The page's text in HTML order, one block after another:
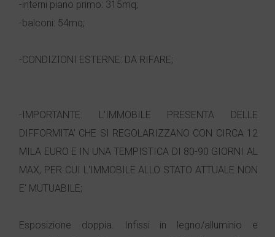
-interni piano primo: 315mq;
-balconi: 54mq;
-CONDIZIONI ESTERNE: DA RIFARE;
-IMPORTANTE: L'IMMOBILE PRESENTA DELLE
DIFFORMITA' CHE SI REGOLARIZZANO CON CIRCA 12
MILA EURO E IN UNA TEMPISTICA DI 80-90 GIORNI AL
MAX, PER CUI L'IMMOBILE ALLO STATO ATTUALE NON
E' MUTUABILE;
Esposizione doppia. Infissi in legno/alluminio e